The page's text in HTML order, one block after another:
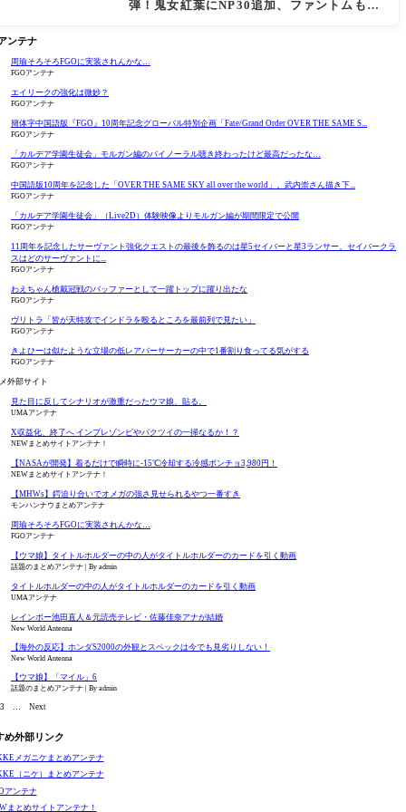
弾！鬼女紅葉にNP30追加、ファントムも大
ンテナ
周瑜そろそろFGOに実装されんかな…
FGOアンテナ
エイリークの強化は微妙？
FGOアンテナ
簡体字中国語版『FGO』10周年記念グローバル特別企画「Fate/Grand Order OVER THE SAME S...
FGOアンテナ
「カルデア学園生徒会」モルガン編のバイノーラル聴き終わったけど最高だったな…
FGOアンテナ
中国語版10周年を記念した「OVER THE SAME SKY all over the world」。武内崇さん描き下...
FGOアンテナ
「カルデア学園生徒会」（Live2D）体験映像よりモルガン編が期間限定で公開
FGOアンテナ
11周年を記念したサーヴァント強化クエストの最後を飾るのは星5セイバーと星3ランサー。セイバークラ
スはどのサーヴァントに...
FGOアンテナ
わえちゃん槍戴冠戦のバッファーとして一躍トップに躍り出たな
FGOアンテナ
ヴリトラ「皆が天特攻でインドラを殴るところを最前列で見たい」
FGOアンテナ
きよひーは似たような立場の低レアバーサーカーの中で1番割り食ってる気がする
FGOアンテナ
外部サイト
見た目に反してシナリオが激重だったウマ娘、貼る。
UMAアンテナ
X収益化、終了へ インプレゾンビやパクツイの一掃なるか！？
NEWまとめサイトアンテナ！
【NASAが開発】着るだけで瞬時に-15℃冷却する冷感ポンチョ3,980円！
NEWまとめサイトアンテナ！
【MHWs】鍔迫り合いでオメガの強さ見せられるやつ一番すき
モンハンナウまとめアンテナ
周瑜そろそろFGOに実装されんかな…
FGOアンテナ
【ウマ娘】タイトルホルダーの中の人がタイトルホルダーのカードを引く動画
話題のまとめアンテナ By admin
タイトルホルダーの中の人がタイトルホルダーのカードを引く動画
UMAアンテナ
レインボー池田直人＆元読売テレビ・佐藤佳奈アナが結婚
New World Antenna
【海外の反応】ホンダS2000の外観とスペックは今でも見劣りしない！
New World Antenna
【ウマ娘】「マイル」6
話題のまとめアンテナ By admin
3 Next
め外部リンク
メガニケまとめアンテナ
（ニケ）まとめアンテナ
アンテナ
まとめサイトアンテナ！